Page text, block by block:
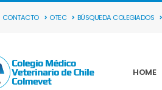
CONTACTO OTEC BÚSQUEDA COLEGIADOS
HOME